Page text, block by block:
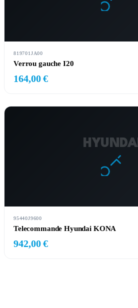
819701JA00
Verrou gauche I20
164,00 €
HYUNDAI
95440J9600
Telecommande Hyundai KONA
942,00 €